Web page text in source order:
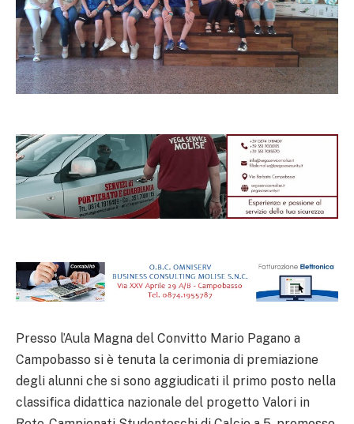
Presso l’Aula Magna del Convitto Mario Pagano a
Campobasso si è tenuta la cerimonia di premiazione
degli alunni che si sono aggiudicati il primo posto nella
classifica didattica nazionale del progetto Valori in